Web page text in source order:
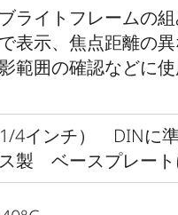
ライトフレームの
表示、焦点距離の
範囲の確認などに
4インチ） DINに
製 ベースプレート